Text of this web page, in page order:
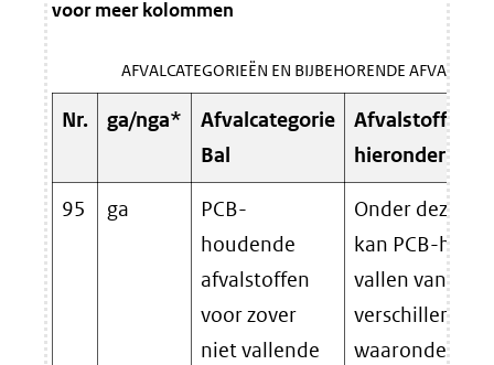
voor meer kolommen
AFVALCATEGORIEËN EN BIJBEHORENDE
Nr. ga/nga*
Afvalcategorie
Bal
Afvalstoffen
hieronder
95 ga
PCB-
houdende
afvalstoffen
voor zover
niet vallende
Onder deze
kan PCB-
vallen van
verschillende
waaronder